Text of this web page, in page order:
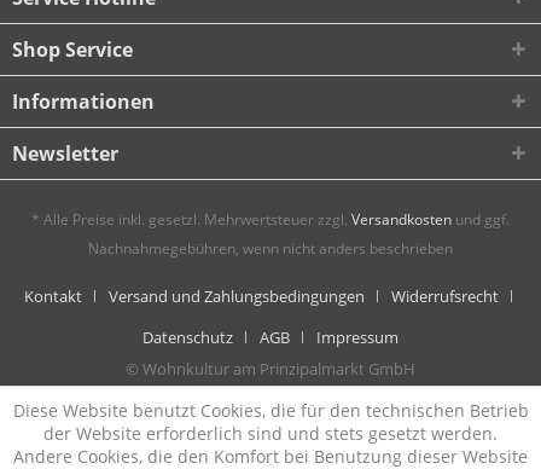
Shop Service
Informationen
Newsletter
* Alle Preise inkl. gesetzl. Mehrwertsteuer zzgl. Versandkosten und ggf.
Nachnahmegebühren, wenn nicht anders beschrieben
Kontakt Versand und Zahlungsbedingungen
Widerrufsrecht
Datenschutz
AGB
Impressum
© Wohnkultur am Prinzipalmarkt GmbH
Diese Website benutzt Cookies, die für den technischen Betrieb
der Website erforderlich sind und stets gesetzt werden.
Andere Cookies, die den Komfort bei Benutzung dieser Website